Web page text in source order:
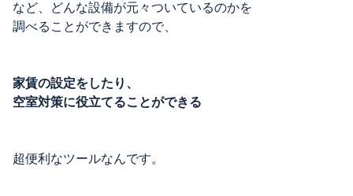
など、どんな設備が元々ついているのかを
調べることができますので、
家賃の設定をしたり、
空室対策に役立てることができる
超便利なツールなんです。